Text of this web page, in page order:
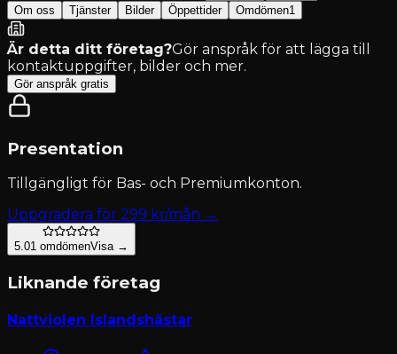
Om oss
Tjänster Bilder Öppettider Omdömen1
Är detta ditt företag?Gör anspråk för att lägga till
kontaktuppgifter, bilder och mer.
Gör anspråk gratis
Presentation
Tillgängligt för Bas- och Premiumkonton.
Uppgradera för 299 kr/mån →
5.01 omdömenVisa →
Liknande företag
Nattviolen Islandshästar